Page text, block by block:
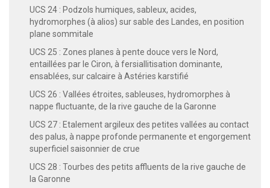
UCS 24 : Podzols humiques, sableux, acides,
hydromorphes (à alios) sur sable des Landes, en position
plane sommitale
UCS 25 : Zones planes à pente douce vers le Nord,
entaillées par le Ciron, à fersiallitisation dominante,
ensablées, sur calcaire à Astéries karstifié
UCS 26 : Vallées étroites, sableuses, hydromorphes à
nappe fluctuante, de la rive gauche de la Garonne
UCS 27 : Etalement argileux des petites vallées au contact
des palus, à nappe profonde permanente et engorgement
superficiel saisonnier de crue
UCS 28 : Tourbes des petits affluents de la rive gauche de
la Garonne